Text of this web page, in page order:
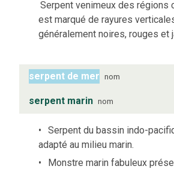
Serpent venimeux des régions
est marqué de rayures
généralement noires, rouges et
serpent de mer nom
serpent marin nom
Serpent du bassin indo-
adapté au milieu marin.
Monstre marin fabuleux